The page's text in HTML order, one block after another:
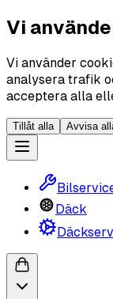
Vi
Vi använder
analysera trafik
acceptera alla
Tillåt alla Avvisa
Däck